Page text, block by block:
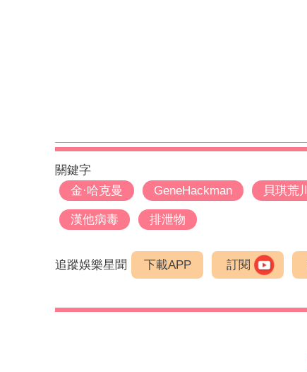
關鍵字
金·哈克曼
GeneHackman 貝琪荒川
漢他病毒 排泄物
追蹤娛樂星聞 下載APP 訂閱